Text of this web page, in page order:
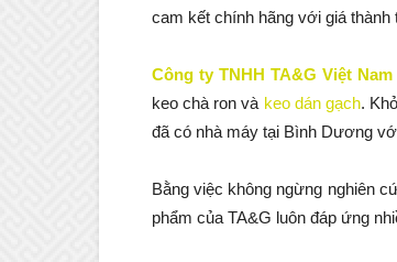
cam kết chính hãng với giá
Công ty TNHH TA&G Việt Nam
keo chà ron và keo dán gạch.
đã có nhà máy tại Bình Dương
Bằng việc không ngừng nghiên
phẩm của TA&G luôn đáp ứng